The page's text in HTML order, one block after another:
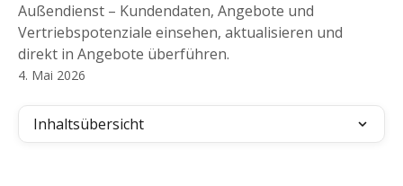
Außendienst – Kundendaten, Angebote und
Vertriebspotenziale einsehen, aktualisieren und
direkt in Angebote überführen.
4. Mai 2026
Inhaltsübersicht